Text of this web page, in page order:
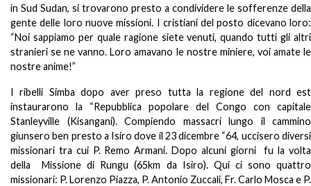
in Sud Sudan, si trovarono presto a condividere le sofferenze della
gente delle loro nuove missioni. I cristiani del posto dicevano loro:
“Noi sappiamo per quale ragione siete venuti, quando tutti gli altri
stranieri se ne vanno. Loro amavano le nostre miniere, voi amate le
nostre anime!”
I ribelli Simba dopo aver preso tutta la regione del nord est
instaurarono la “Repubblica popolare del Congo con capitale
Stanleyville (Kisangani). Compiendo massacri lungo il cammino
giunsero ben presto a Isiro dove il 23 dicembre “64, uccisero diversi
missionari tra cui P. Remo Armani. Dopo alcuni giorni fu la volta
della Missione di Rungu (65km da Isiro). Qui ci sono quattro
missionari: P. Lorenzo Piazza, P. Antonio Zuccali, Fr. Carlo Mosca e P.